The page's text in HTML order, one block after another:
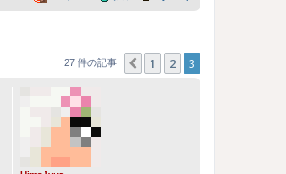
27 件の記事 １つ前へ
1 2 3